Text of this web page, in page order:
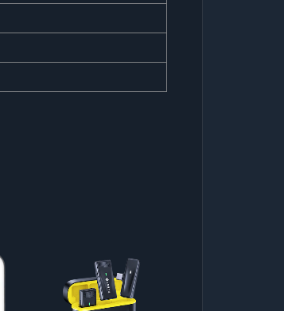
Clip On